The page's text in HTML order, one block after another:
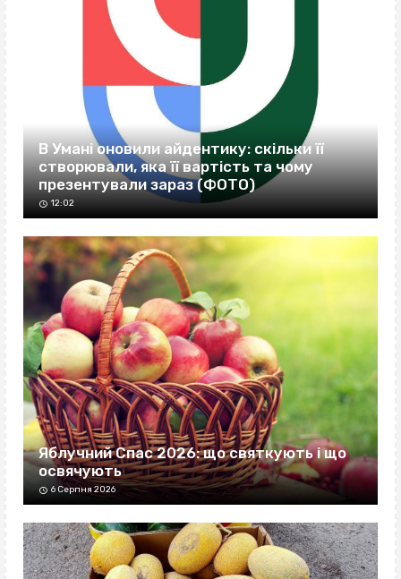
В Умані оновили айдентику: скільки її
створювали, яка її вартість та чому
презентували зараз (ФОТО)
12:02
Яблучний Спас 2026: що святкують і що
освячують
6 Серпня 2026